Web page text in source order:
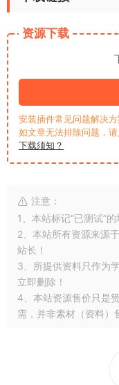
资源下载
安装插件常见问题解决方
如文章无法排除问题，
下载须知？
注意：
1、本站标记“已测试”
2、本站所有资源来源
站长！
3、所提供资料只作为
立即删除！
4、本站资源售价只是
需，并非素材（资料）